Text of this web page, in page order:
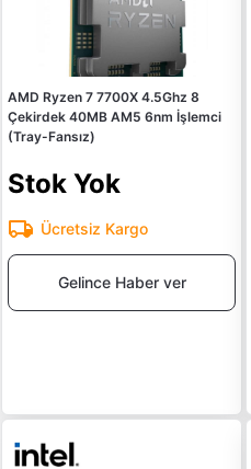
AMD Ryzen 7 7700X 4.5Ghz 8
Çekirdek 40MB AM5 6nm İşlemci
(Tray-Fansız)
Stok Yok
Ücretsiz Kargo
Gelince Haber ver